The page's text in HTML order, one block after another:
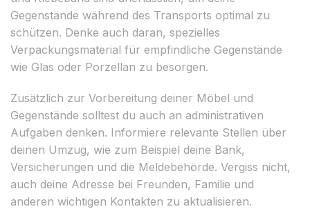
Gegenstände während des Transports optimal zu
schützen. Denke auch daran, spezielles
Verpackungsmaterial für empfindliche Gegenstände
wie Glas oder Porzellan zu besorgen.
Zusätzlich zur Vorbereitung deiner Möbel und
Gegenstände solltest du auch an administrativen
Aufgaben denken. Informiere relevante Stellen über
deinen Umzug, wie zum Beispiel deine Bank,
Versicherungen und die Meldebehörde. Vergiss nicht,
auch deine Adresse bei Freunden, Familie und
anderen wichtigen Kontakten zu aktualisieren.